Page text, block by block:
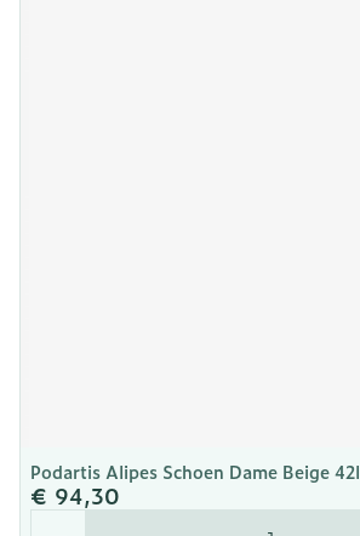
Podartis Alipes Schoen Dame Beige 42l
€ 94,30
Aantal